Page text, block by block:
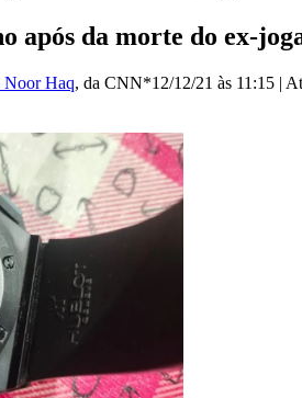
após da morte do ex-
Noor Haq, da CNN*12/12/21 às 11:15 |